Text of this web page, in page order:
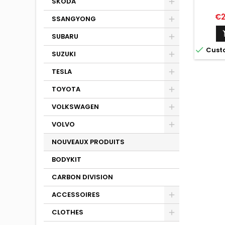
SSANGYONG
SUBARU
SUZUKI
TESLA
TOYOTA
VOLKSWAGEN
VOLVO
NOUVEAUX PRODUITS
BODYKIT
CARBON DIVISION
ACCESSOIRES
CLOTHES
